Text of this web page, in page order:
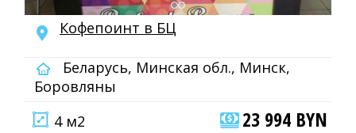
Кофепоинт в БЦ
Беларусь, Минская обл., Минск,
Боровляны
4 м2
23 994 BYN